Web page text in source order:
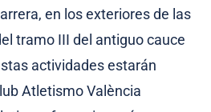
en los exteriores de las
tramo III del antiguo cauce
actividades estarán
Atletismo València